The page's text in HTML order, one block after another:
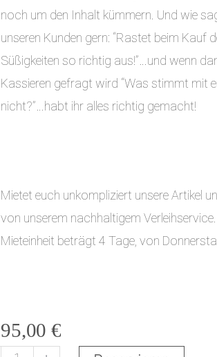
noch um den Inhalt kümmern. Und wie
unseren Kunden gern: “Rastet beim Kauf
Süßigkeiten so richtig aus!”…und wenn
Kassieren gefragt wird “Was stimmt mit
nicht?”…habt ihr alles richtig gemacht!
Mietet euch unkompliziert unsere Artikel
von unserem nachhaltigem Verleihservice.
Mieteinheit beträgt 4 Tage, von
95,00 €